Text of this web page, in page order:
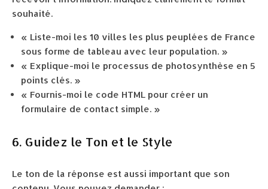
souhaité.
« Liste-moi les 10 villes les plus peuplées de France
sous forme de tableau avec leur population. »
« Explique-moi le processus de photosynthèse en 5
points clés. »
« Fournis-moi le code HTML pour créer un
formulaire de contact simple. »
6. Guidez le Ton et le Style
Le ton de la réponse est aussi important que son